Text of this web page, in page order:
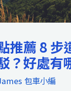
推薦 8 步
？好處有
包車小編